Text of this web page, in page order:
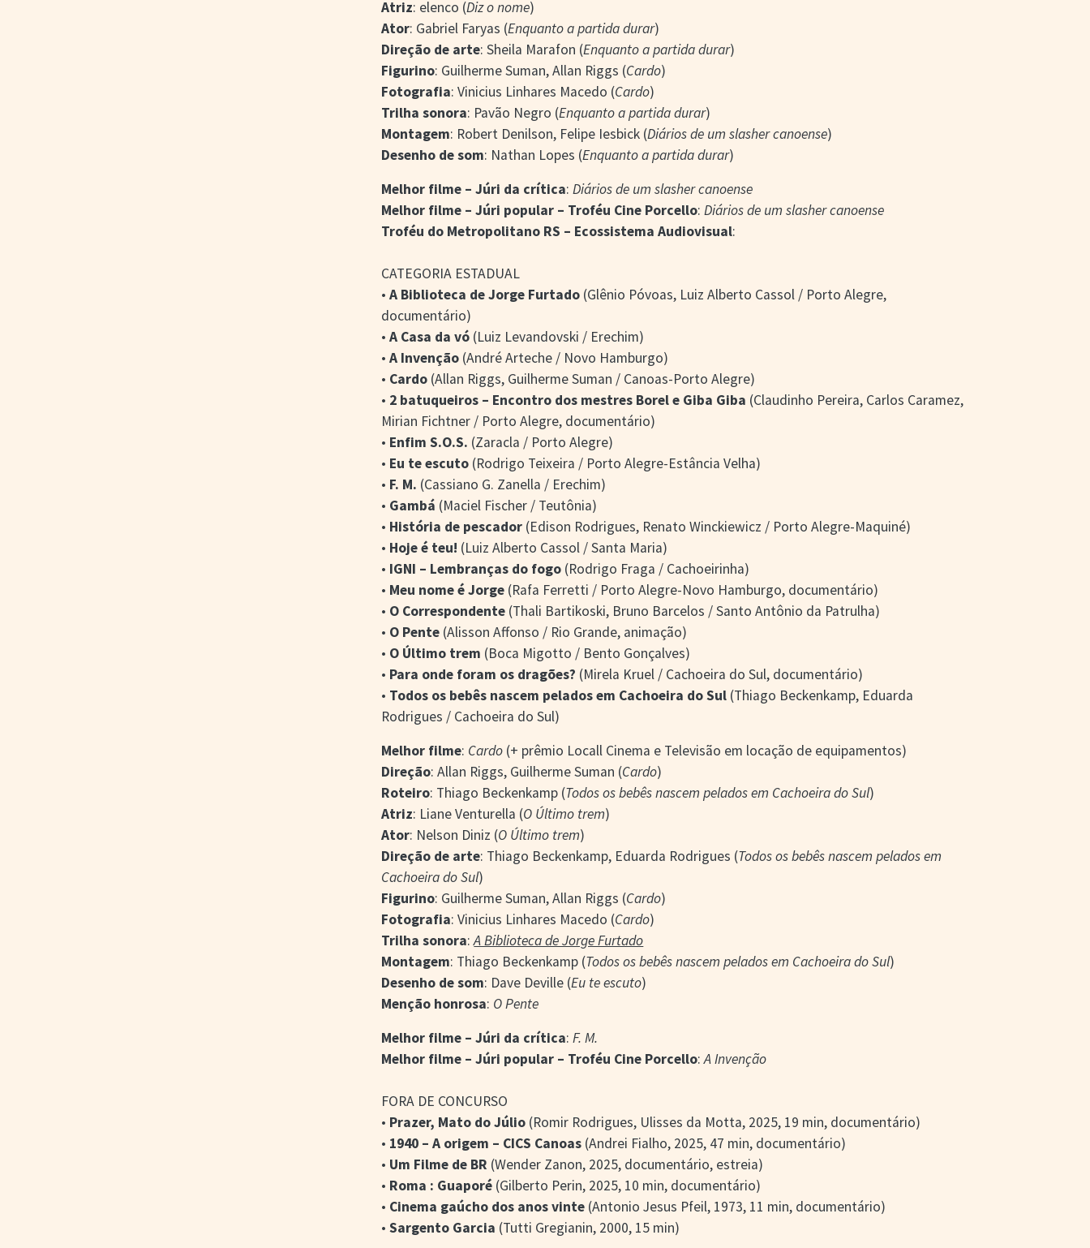
Atriz: elenco (Diz o nome)
Ator: Gabriel Faryas (Enquanto a partida durar)
Direção de arte: Sheila Marafon (Enquanto a partida durar)
Figurino: Guilherme Suman, Allan Riggs (Cardo)
Fotografia: Vinicius Linhares Macedo (Cardo)
Trilha sonora: Pavão Negro (Enquanto a partida durar)
Montagem: Robert Denilson, Felipe Iesbick (Diários de um slasher canoense)
Desenho de som: Nathan Lopes (Enquanto a partida durar)
Melhor filme – Júri da crítica:Diários de um slasher canoense
Melhor filme – Júri popular – Troféu Cine Porcello:Diários de um slasher canoense
Troféu do Metropolitano RS – Ecossistema Audiovisual:
CATEGORIA ESTADUAL
•A Biblioteca de Jorge Furtado (Glênio Póvoas, Luiz Alberto Cassol / Porto Alegre,
documentário)
•A Casa da vó (Luiz Levandovski / Erechim)
•A Invenção (André Arteche / Novo Hamburgo)
• Cardo (Allan Riggs, Guilherme Suman / Canoas-Porto Alegre)
• 2 batuqueiros – Encontro dos mestres Borel e Giba Giba (Claudinho Pereira, Carlos Caramez,
Mirian Fichtner / Porto Alegre, documentário)
• Enfim S.O.S. (Zaracla / Porto Alegre)
• Eu te escuto (Rodrigo Teixeira / Porto Alegre-Estância Velha)
• F. M. (Cassiano G. Zanella / Erechim)
• Gambá (Maciel Fischer / Teutônia)
• História de pescador (Edison Rodrigues, Renato Winckiewicz / Porto Alegre-Maquiné)
• Hoje é teu! (Luiz Alberto Cassol / Santa Maria)
• IGNI – Lembranças do fogo (Rodrigo Fraga / Cachoeirinha)
• Meu nome é Jorge (Rafa Ferretti / Porto Alegre-Novo Hamburgo, documentário)
• O Correspondente (Thali Bartikoski, Bruno Barcelos / Santo Antônio da Patrulha)
• O Pente (Alisson Affonso / Rio Grande, animação)
• O Último trem (Boca Migotto / Bento Gonçalves)
• Para onde foram os dragões? (Mirela Kruel / Cachoeira do Sul, documentário)
• Todos os bebês nascem pelados em Cachoeira do Sul (Thiago Beckenkamp, Eduarda
Rodrigues / Cachoeira do Sul)
Melhor filme: Cardo (+ prêmio Locall Cinema e Televisão em locação de equipamentos)
Direção: Allan Riggs, Guilherme Suman (Cardo)
Roteiro: Thiago Beckenkamp (Todos os bebês nascem pelados em Cachoeira do Sul)
Atriz: Liane Venturella (O Último trem)
Ator: Nelson Diniz (O Último trem)
Direção de arte: Thiago Beckenkamp, Eduarda Rodrigues (Todos os bebês nascem pelados em
Cachoeira do Sul)
Figurino: Guilherme Suman, Allan Riggs (Cardo)
Fotografia: Vinicius Linhares Macedo (Cardo)
Trilha sonora:A Biblioteca de Jorge Furtado
Montagem: Thiago Beckenkamp (Todos os bebês nascem pelados em Cachoeira do Sul)
Desenho de som: Dave Deville (Eu te escuto)
Menção honrosa: O Pente
Melhor filme – Júri da crítica:F. M.
Melhor filme – Júri popular – Troféu Cine Porcello:A Invenção
FORA DE CONCURSO
• Prazer, Mato do Júlio (Romir Rodrigues, Ulisses da Motta, 2025, 19 min, documentário)
• 1940 – A origem – CICS Canoas (Andrei Fialho, 2025, 47 min, documentário)
• Um Filme de BR (Wender Zanon, 2025, documentário, estreia)
• Roma : Guaporé (Gilberto Perin, 2025, 10 min, documentário)
• Cinema gaúcho dos anos vinte (Antonio Jesus Pfeil, 1973, 11 min, documentário)
•Sargento Garcia (Tutti Gregianin, 2000, 15 min)